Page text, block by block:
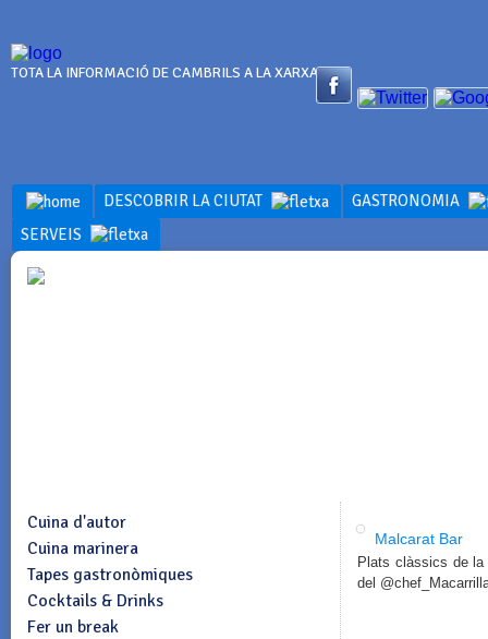
TOTA LA INFORMACIÓ DE CAMBRILS A LA XARXA
DESCOBRIR LA CIUTAT
GASTRONOMIA
SERVEIS
Cuina d'autor
Cuina marinera
Tapes gastronòmiques
Cocktails & Drinks
Fer un break
Malcarat Bar
Plats clàssics de
del